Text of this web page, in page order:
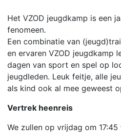
Het VZOD jeugdkamp is een
fenomeen.
Een combinatie van
en ervaren VZOD jeugdkamp
dagen van sport en spel op
jeugdleden. Leuk feitje, alle
als kind ook al mee geweest
Vertrek heenreis
We zullen op vrijdag om